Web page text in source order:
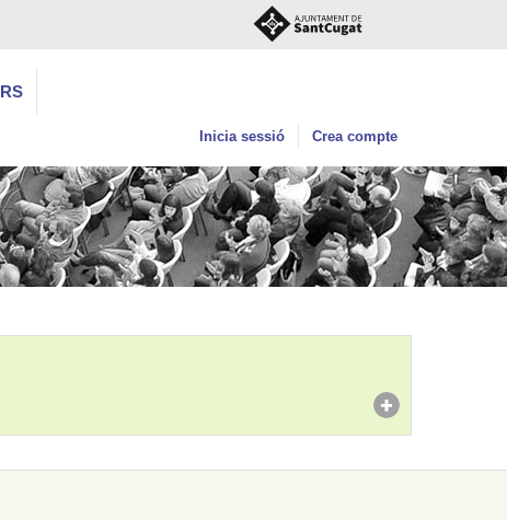
Inicia sessió Crea compte